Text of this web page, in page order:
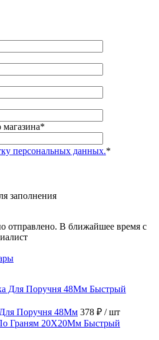
*
персональных данных.*
заполнения
отправлено. В ближайшее время с
Быстрый
Поручня 48Мм 378 ₽ / шт
Быстрый